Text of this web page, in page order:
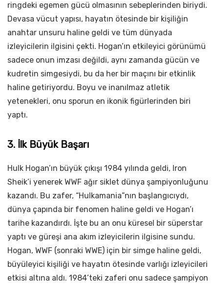
ringdeki egemen gücü olmasının sebeplerinden biriydi.
Devasa vücut yapısı, hayatın ötesinde bir kişiliğin
anahtar unsuru haline geldi ve tüm dünyada
izleyicilerin ilgisini çekti. Hogan’ın etkileyici görünümü
sadece onun imzası değildi, aynı zamanda gücün ve
kudretin simgesiydi, bu da her bir maçını bir etkinlik
haline getiriyordu. Boyu ve inanılmaz atletik
yetenekleri, onu sporun en ikonik figürlerinden biri
yaptı.
3. İlk Büyük Başarı
Hulk Hogan’ın büyük çıkışı 1984 yılında geldi, Iron
Sheik’i yenerek WWF ağır siklet dünya şampiyonluğunu
kazandı. Bu zafer, “Hulkamania”nın başlangıcıydı,
dünya çapında bir fenomen haline geldi ve Hogan’ı
tarihe kazandırdı. İşte bu an onu küresel bir süperstar
yaptı ve güreşi ana akım izleyicilerin ilgisine sundu.
Hogan, WWF (sonraki WWE) için bir simge haline geldi,
büyüleyici kişiliği ve hayatın ötesinde varlığı izleyicileri
etkisi altına aldı. 1984’teki zaferi onu sadece şampiyon